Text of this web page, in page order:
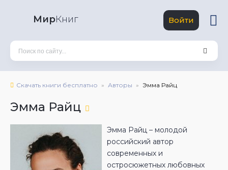
МирКниг Войти
Скачать книги бесплатно Авторы Эмма Райц
Эмма Райц
Эмма Райц – молодой
российский автор
современных и
остросюжетных любовных